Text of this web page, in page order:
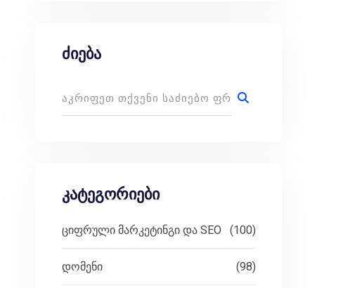
ძიება
კატეგორიები
ციფრული მარკეტინგი და SEO (100)
დომენი (98)